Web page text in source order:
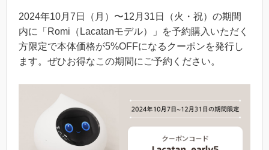
2024年10月7日（月）〜12月31日（火・祝）の期間
内に「Romi（Lacatanモデル）」を予約購入いただく
方限定で本体価格が5%OFFになるクーポンを発行し
ます。ぜひお得なこの期間にご予約ください。